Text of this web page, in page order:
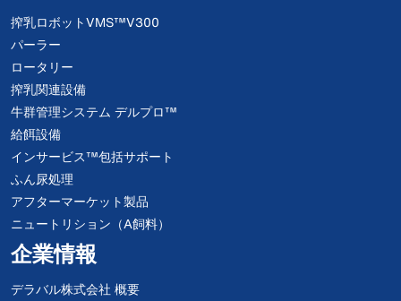
搾乳ロボットVMS™V300
パーラー
ロータリー
搾乳関連設備
牛群管理システム デルプロ™
給餌設備
インサービス™包括サポート
ふん尿処理
アフターマーケット製品
ニュートリション（A飼料）
企業情報
デラバル株式会社 概要